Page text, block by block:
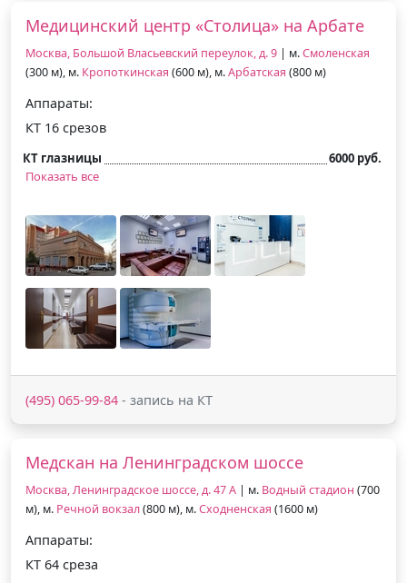
Медицинский центр «Столица» на Арбате
Москва, Большой Власьевский переулок, д. 9 | м.Смоленская
(300 м), м. Кропоткинская (600 м), м.Арбатская (800 м)
Аппараты:
КТ 16 срезов
КТ глазницы
6000 руб.
Показать все
(495) 065-99-84 - запись на КТ
Медскан на Ленинградском шоссе
Москва, Ленинградское шоссе, д. 47 А | м. Водный стадион (700
м), м. Речной вокзал(800 м), м.Сходненская (1600 м)
Аппараты:
КТ 64 среза